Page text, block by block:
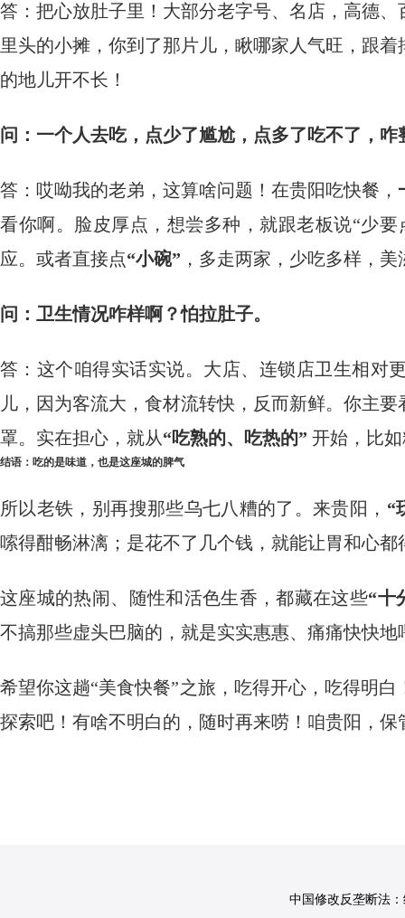
答：把心放肚子里！大部分老字号、名店，高德、
里头的小摊，你到了那片儿，瞅哪家人气旺，跟
的地儿开不长！
问：一个人去吃，点少了尴尬，点多了吃不了，咋
答：哎呦我的老弟，这算啥问题！在贵阳吃快餐，
看你啊。脸皮厚点，想尝多种，就跟老板说“少
应。或者直接点“小碗” ，多走两家，少吃多样，美
问：卫生情况咋样啊？怕拉肚子。
答：这个咱得实话实说。大店、连锁店卫生相对
儿，因为客流大，食材流转快，反而新鲜。你主
罩。实在担心，就从“吃熟的、吃热的” 开始，比
结语：吃的是味道，也是这座城的脾气
所以老铁，别再搜那些乌七八糟的了。来贵阳， “
嗦得酣畅淋漓；是花不了几个钱，就能让胃和心都
这座城的热闹、随性和活色生香，都藏在这些“十
不搞那些虚头巴脑的，就是实实惠惠、痛痛快快地
希望你这趟“美食快餐”之旅，吃得开心，吃得明
探索吧！有啥不明白的，随时再来唠！咱贵阳，保
中国修改反垄断法